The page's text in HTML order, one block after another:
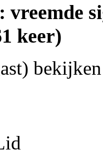
vreemde
keer)